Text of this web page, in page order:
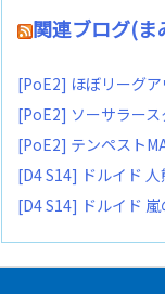
関連ブログ(ま
[PoE2] ほぼリーグ
[PoE2] ソーサラース
[PoE2] テンペスト
[D4 S14] ドルイド
[D4 S14] ドルイド